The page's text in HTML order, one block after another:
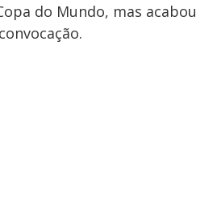
do Mundo, mas acabou